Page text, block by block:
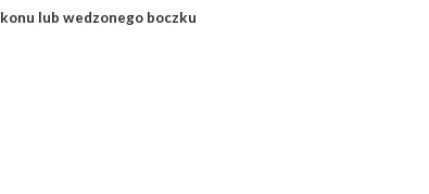
lub wedzonego boczku